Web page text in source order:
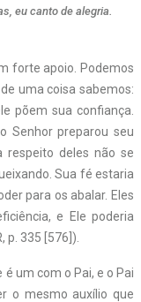
eu canto de alegria.
forte apoio. Podemos
uma coisa sabemos:
põem sua confiança.
Senhor preparou seu
respeito deles não se
Sua fé estaria
para os abalar. Eles
e Ele poderia
p. 335 [576]).
um com o Pai, e o Pai
o mesmo auxílio que